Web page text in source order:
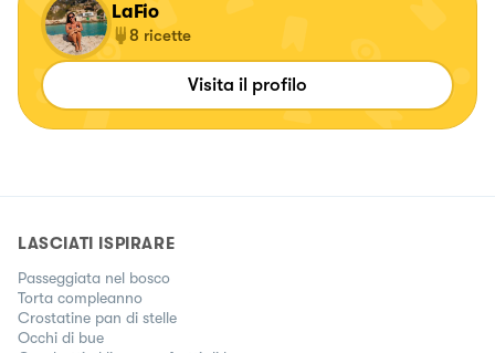
LaFio
8 ricette
Visita il profilo
LASCIATI ISPIRARE
Passeggiata nel bosco
Torta compleanno
Crostatine pan di stelle
Occhi di bue